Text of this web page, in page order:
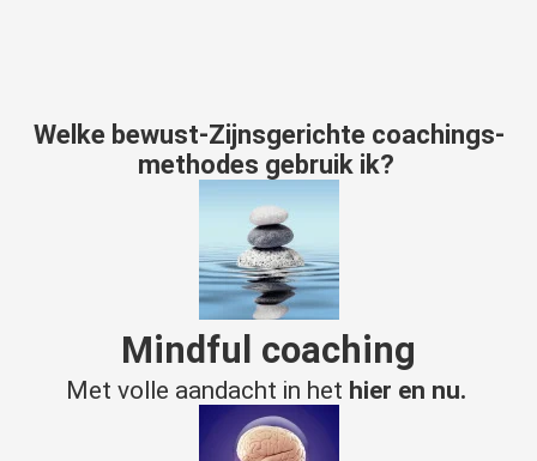
Welke bewust-Zijnsgerichte coachings-
methodes gebruik ik?
Mindful coaching
Met volle aandacht in het hier en nu.